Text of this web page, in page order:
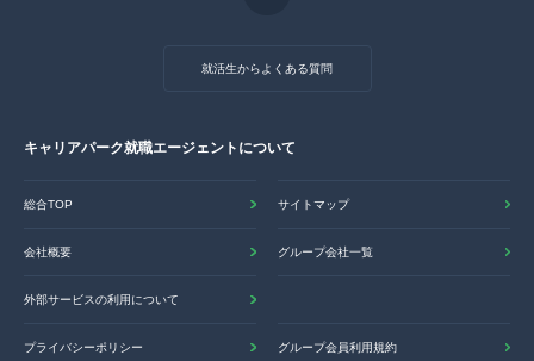
就活生からよくある質問
キャリアパーク就職エージェントについて
総合TOP サイトマップ
会社概要 グループ会社一覧
外部サービスの利用について
プライバシーポリシー グループ会員利用規約